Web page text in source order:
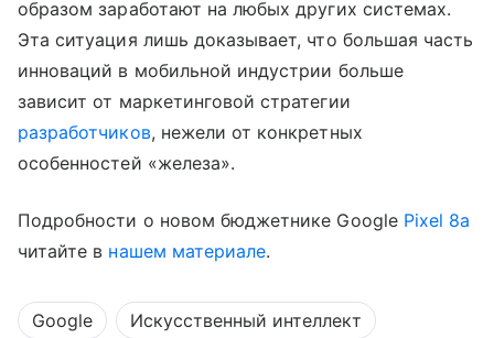
образом заработают на любых других системах.
Эта ситуация лишь доказывает, что большая часть
инноваций в мобильной индустрии больше
зависит от маркетинговой стратегии
разработчиков, нежели от конкретных
особенностей «железа».
Подробности о новом бюджетнике Google Pixel 8a
читайте в нашем материале.
Google Искусственный интеллект